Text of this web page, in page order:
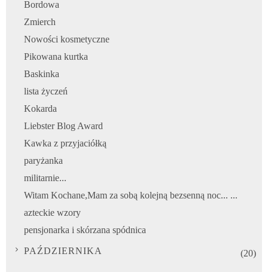
Bordowa
Zmierch
Nowości kosmetyczne
Pikowana kurtka
Baskinka
lista życzeń
Kokarda
Liebster Blog Award
Kawka z przyjaciółką
paryżanka
militarnie...
Witam Kochane,Mam za sobą kolejną bezsenną noc... ...
azteckie wzory
pensjonarka i skórzana spódnica
PAŹDZIERNIKA (20)